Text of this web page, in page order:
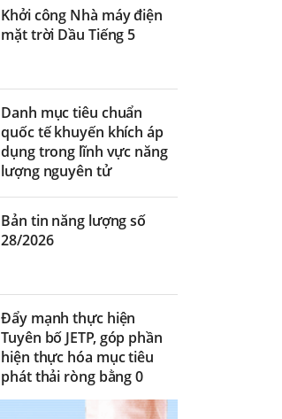
Khởi công Nhà máy điện
mặt trời Dầu Tiếng 5
Danh mục tiêu chuẩn
quốc tế khuyến khích áp
dụng trong lĩnh vực năng
lượng nguyên tử
Bản tin năng lượng số
28/2026
Đẩy mạnh thực hiện
Tuyên bố JETP, góp phần
hiện thực hóa mục tiêu
phát thải ròng bằng 0